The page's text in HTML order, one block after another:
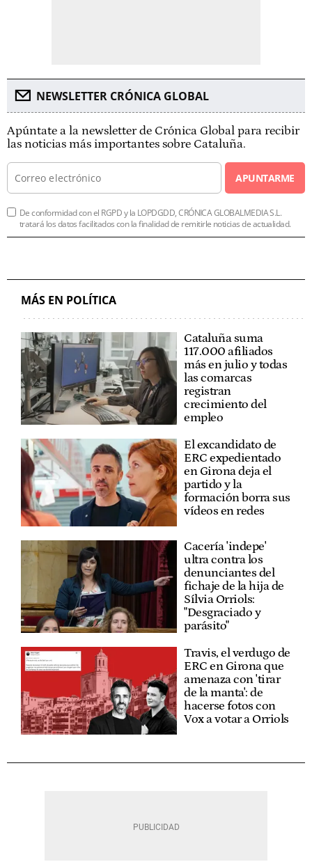
NEWSLETTER CRÓNICA GLOBAL
Apúntate a la newsletter de Crónica Global para recibir
las noticias más importantes sobre Cataluña.
APUNTARME
De conformidad con el RGPD y la LOPDGDD, CRÓNICA GLOBALMEDIA S.L.
tratará los datos facilitados con la finalidad de remitirle noticias de actualidad.
MÁS EN POLÍTICA
Cataluña suma
117.000 afiliados
más en julio y todas
las comarcas
registran
crecimiento del
empleo
El excandidato de
ERC expedientado
en Girona deja el
partido y la
formación borra sus
vídeos en redes
Cacería 'indepe'
ultra contra los
denunciantes del
fichaje de la hija de
Sílvia Orriols:
"Desgraciado y
parásito"
Travis, el verdugo de
ERC en Girona que
amenaza con 'tirar
de la manta': de
hacerse fotos con
Vox a votar a Orriols